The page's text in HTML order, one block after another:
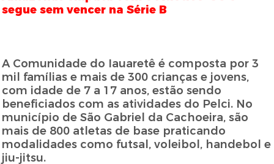
segue sem vencer na Série B
A Comunidade do Iauaretê é composta por 3
mil famílias e mais de 300 crianças e jovens,
com idade de 7 a 17 anos, estão sendo
beneficiados com as atividades do Pelci. No
município de São Gabriel da Cachoeira, são
mais de 800 atletas de base praticando
modalidades como futsal, voleibol, handebol e
jiu-jitsu.